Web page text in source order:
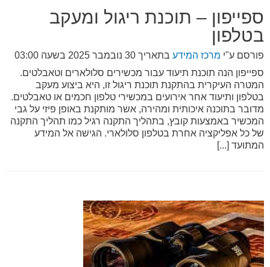
ספייפון – תוכנת ריגול ומעקב
בטלפון
פורסם ע"י מרכז המידע בתאריך 30 נובמבר 2025 בשעה 03:00
ספייפון הנה תוכנת תיעוד עבור מכשירים סלולארים וטאבלטים.
המטרה העיקרית בהתקנת תוכנת ריגול זו, היא ביצוע מעקב
בטלפון ותיעוד אחר אירועים במכשירי טלפון חכמים או טאבלטים.
מדובר בתוכנה איכותית ומהירה, אשר מותקנת באופן פיזי על גבי
המכשיר באמצעות קובץ, בתהליך התקנה רגיל כמו תהליך התקנה
של כל אפליקציה אחרת בטלפון סלולארי. הגישה אל המידע
המתועד [...]